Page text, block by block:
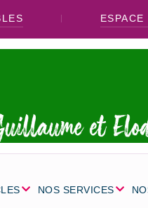
ESPACE
NOS SERVICES